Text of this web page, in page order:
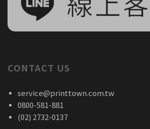
CONTACT US
service@printtown.com.tw
0800-581-881
(02) 2732-0137